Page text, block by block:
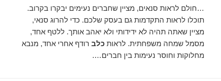
…חולם לראות סנאים, מציין שחברים נעימים יבקרו בקרוב.
תוכלו לראות התקדמות גם בעסק שלכם. כדי להרוג סנאי,
מציין שאתה תהיה לא ידידותי ולא יאהב אותך. ללטף אחד,
מסמל שמחה משפחתית. לראותכלב רודף אחרי אחד, מנבא
מחלוקות וחוסר נעימות בין חברים….